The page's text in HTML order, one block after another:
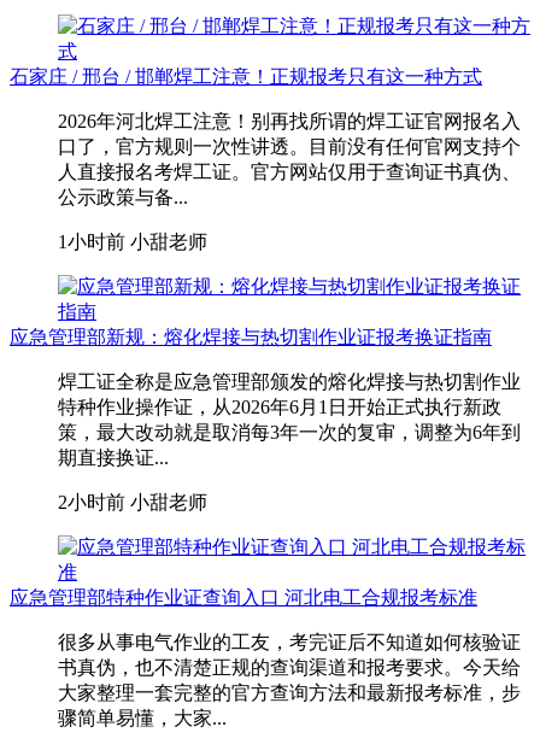
石家庄 / 邢台 / 邯郸焊工注意！正规报考只有这一种方式
2026年河北焊工注意！别再找所谓的焊工证官网报名入
口了，官方规则一次性讲透。目前没有任何官网支持个
人直接报名考焊工证。官方网站仅用于查询证书真伪、
公示政策与备...
1小时前 小甜老师
应急管理部新规：熔化焊接与热切割作业证报考换证指南
焊工证全称是应急管理部颁发的熔化焊接与热切割作业
特种作业操作证，从2026年6月1日开始正式执行新政
策，最大改动就是取消每3年一次的复审，调整为6年到
期直接换证...
2小时前 小甜老师
应急管理部特种作业证查询入口 河北电工合规报考标准
很多从事电气作业的工友，考完证后不知道如何核验证
书真伪，也不清楚正规的查询渠道和报考要求。今天给
大家整理一套完整的官方查询方法和最新报考标准，步
骤简单易懂，大家...